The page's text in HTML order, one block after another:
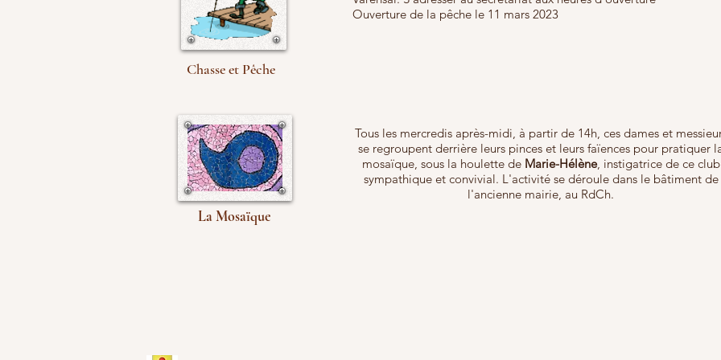
Ouverture de la pêche le 11 mars 2023
Chasse et Pêche
Tous les mercredis après-midi, à partir de 14h, ces dames et
se regroupent derrière leurs pinces et leurs faïences pour pratiquer
mosaïque, sous la houlette de Marie-Hélène, instigatrice de ce club
sympathique et convivial. L'activité se déroule dans le bâtiment de
l'ancienne mairie, au RdCh.
La Mosaïque